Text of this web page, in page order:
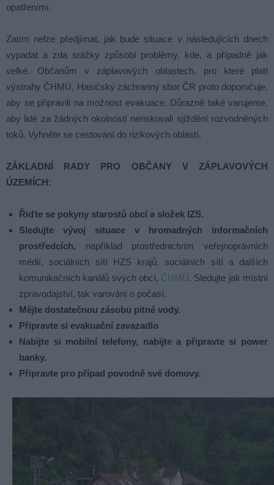
opatřeními.
Zatím nelze předjímat, jak bude situace v následujících dnech
vypadat a zda srážky způsobí problémy, kde, a případně jak
velké. Občanům v záplavových oblastech, pro které platí
výstrahy ČHMÚ, Hasičský záchranný sbor ČR proto doporučuje,
aby se připravili na možnost evakuace. Důrazně také varujeme,
aby lidé za žádných okolností neriskovali sjíždění rozvodněných
toků. Vyhněte se cestování do rizikových oblastí.
ZÁKLADNÍ RADY PRO OBČANY V ZÁPLAVOVÝCH
ÚZEMÍCH:
Řiďte se pokyny starostů obcí a složek IZS.
Sledujte vývoj situace v hromadných informačních
prostředcích, například prostřednictvím veřejnoprávních
médií, sociálních sítí HZS krajů, sociálních sítí a dalších
komunikačních kanálů svých obcí, ČHMÚ. Sledujte jak místní
zpravodajství, tak varování o počasí.
Mějte dostatečnou zásobu pitné vody.
Připravte si evakuační zavazadlo
Nabijte si mobilní telefony, nabijte a připravte si power
banky.
Připravte pro případ povodně své domovy.